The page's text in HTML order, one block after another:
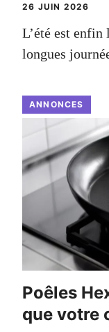
26 JUIN 2026
L’été est
longues
ANNONCES
Poêles
que votre